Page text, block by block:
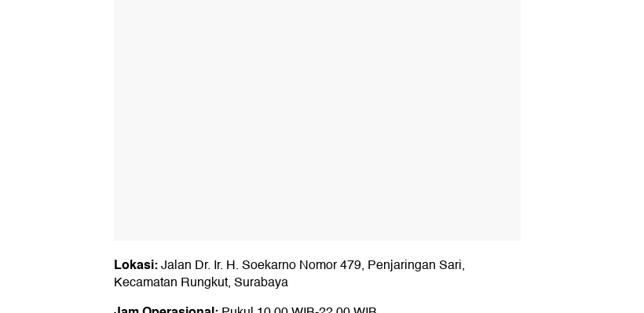
Lokasi:Jalan Dr. Ir. H. Soekarno Nomor 479, Penjaringan Sari,
Kecamatan Rungkut, Surabaya